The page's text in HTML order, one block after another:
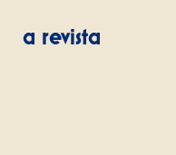
a revista